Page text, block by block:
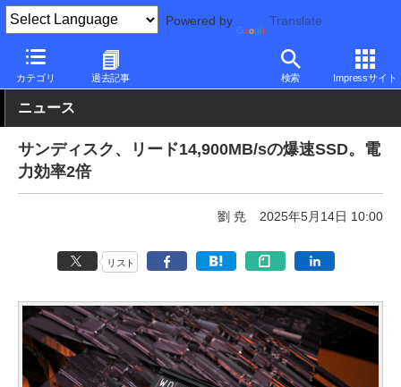
Powered by Translate
カテゴリ 過去記事 検索 Impressサイト
PC Watch 半導体/周辺機器
ニュース
サンディスク、リード14,900MB/sの爆速SSD。電
力効率2倍
劉 尭 2025年5月14日 10:00
リスト